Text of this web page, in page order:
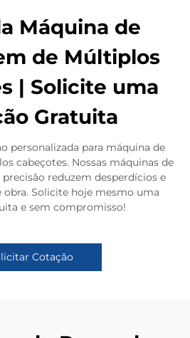
Máquina de
de Múltiplos
| Solicite uma
Gratuita
personalizada para máquina de
cabeçotes. Nossas máquinas de
reduzem desperdícios e
Solicite hoje mesmo uma
e sem compromisso!
Cotação